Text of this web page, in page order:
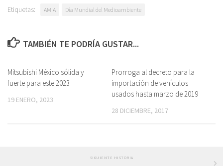
Etiquetas: AMIA Día Mundial del Medioambiente
TAMBIÉN TE PODRÍA GUSTAR...
Mitsubishi México sólida y
fuerte para este 2023
19 ENERO, 2023
Prorroga al decreto para la
importación de vehículos
usados hasta marzo de 2019
28 DICIEMBRE, 2017
SIGUIENTE HISTORIA